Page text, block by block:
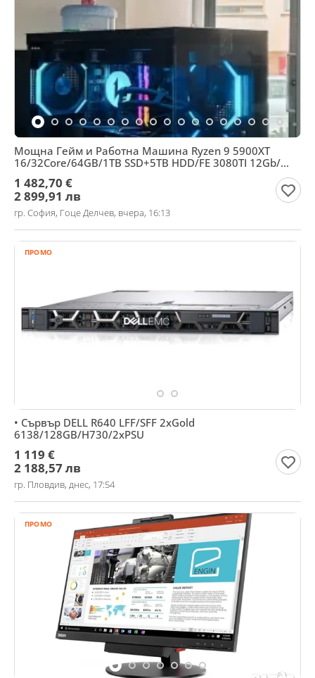
Мощнa Гейм и Работна Машина Ryzen 9 5900XТ
16/32Core/64GB/1TB SSD+5TB HDD/FE 3080TI 12Gb/
1 482,70 €
2 899,91 лв
гр. София, Гоце Делчев, вчера, 16:13
ПРОМО
• Сървър DELL R640 LFF/SFF 2xGold
6138/128GB/H730/2xPSU
1 119 €
2 188,57 лв
гр. Пловдив, днес, 17:54
ПРОМО